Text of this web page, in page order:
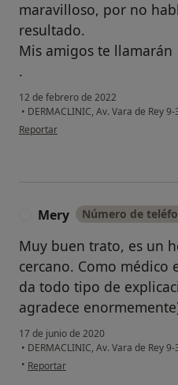
maravilloso, por no
resultado.
Mis amigos te llamarán
.
12 de febrero de 2022
• DERMACLINIC, Av. Vara de Rey 9-
en opinión del usuario Carlos
Reportar
Mery Número de
Muy buen trato, es un
cercano. Como médico
da todo tipo de
agradece
17 de junio de 2020
• DERMACLINIC, Av. Vara de Rey 9-
• en opinión del usuario Mery
Reportar